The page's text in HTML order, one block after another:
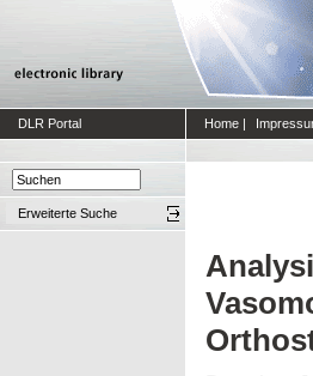
DLR Portal Home |
Erweiterte Suche